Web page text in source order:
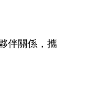
伴關係，攜